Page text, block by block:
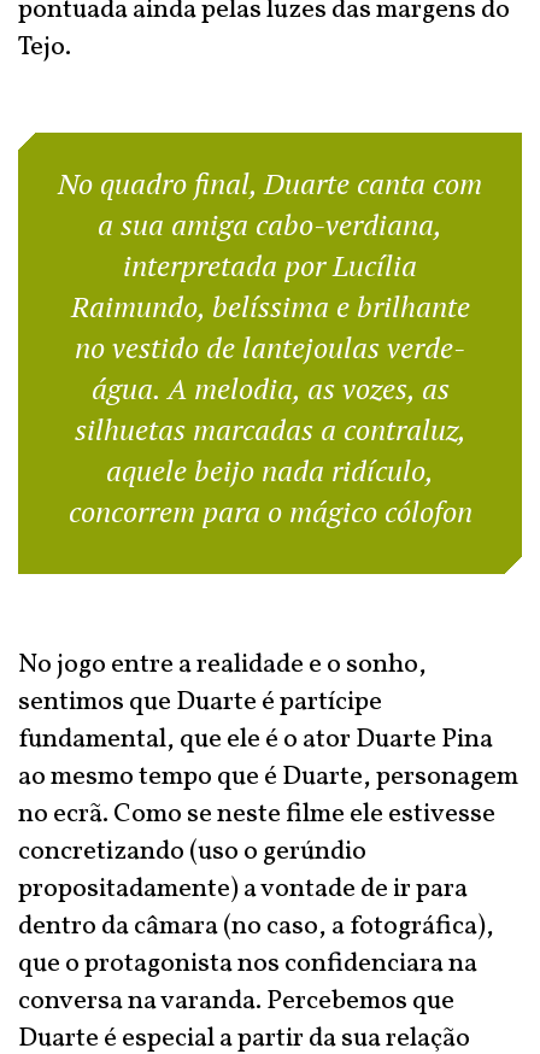
pontuada ainda pelas luzes das margens do
Tejo.
No quadro final, Duarte canta com
a sua amiga cabo-verdiana,
interpretada por Lucília
Raimundo, belíssima e brilhante
no vestido de lantejoulas verde-
água. A melodia, as vozes, as
silhuetas marcadas a contraluz,
aquele beijo nada ridículo,
concorrem para o mágico cólofon
No jogo entre a realidade e o sonho,
sentimos que Duarte é partícipe
fundamental, que ele é o ator Duarte Pina
ao mesmo tempo que é Duarte, personagem
no ecrã. Como se neste filme ele estivesse
concretizando (uso o gerúndio
propositadamente) a vontade de ir para
dentro da câmara (no caso, a fotográfica),
que o protagonista nos confidenciara na
conversa na varanda. Percebemos que
Duarte é especial a partir da sua relação